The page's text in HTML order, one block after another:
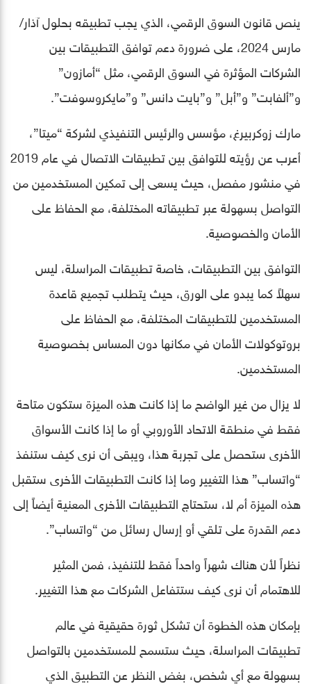
ينص قانون السوق الرقمي، الذي يجب تطبيقه بحلول آذار/
مارس 2024، على ضرورة دعم توافق التطبيقات بين
الشركات المؤثرة في السوق الرقمي، مثل “أمازون”
و”ألفابت” و”أبل” و”بايت دانس” و”مايكروسوفت”.
مارك زوكربيرغ، مؤسس والرئيس التنفيذي لشركة “ميتا”،
أعرب عن رؤيته للتوافق بين تطبيقات الاتصال في عام 2019
في منشور مفصل، حيث يسعى إلى تمكين المستخدمين من
التواصل بسهولة عبر تطبيقاته المختلفة، مع الحفاظ على
الأمان والخصوصية.
التوافق بين التطبيقات، خاصة تطبيقات المراسلة، ليس
سهلاً كما يبدو على الورق، حيث يتطلب تجميع قاعدة
المستخدمين للتطبيقات المختلفة، مع الحفاظ على
بروتوكولات الأمان في مكانها دون المساس بخصوصية
المستخدمين.
لا يزال من غير الواضح ما إذا كانت هذه الميزة ستكون متاحة
فقط في منطقة الاتحاد الأوروبي أو ما إذا كانت الأسواق
الأخرى ستحصل على تجربة هذا، ويبقى أن نرى كيف ستنفذ
“واتساب” هذا التغيير وما إذا كانت التطبيقات الأخرى ستقبل
هذه الميزة أم لا، ستحتاج التطبيقات الأخرى المعنية أيضاً إلى
دعم القدرة على تلقي أو إرسال رسائل من “واتساب”.
نظراً لأن هناك شهراً واحداً فقط للتنفيذ، فمن المثير
للاهتمام أن نرى كيف ستتفاعل الشركات مع هذا التغيير.
بإمكان هذه الخطوة أن تشكل ثورة حقيقية في عالم
تطبيقات المراسلة، حيث ستسمح للمستخدمين بالتواصل
بسهولة مع أي شخص، بغض النظر عن التطبيق الذي